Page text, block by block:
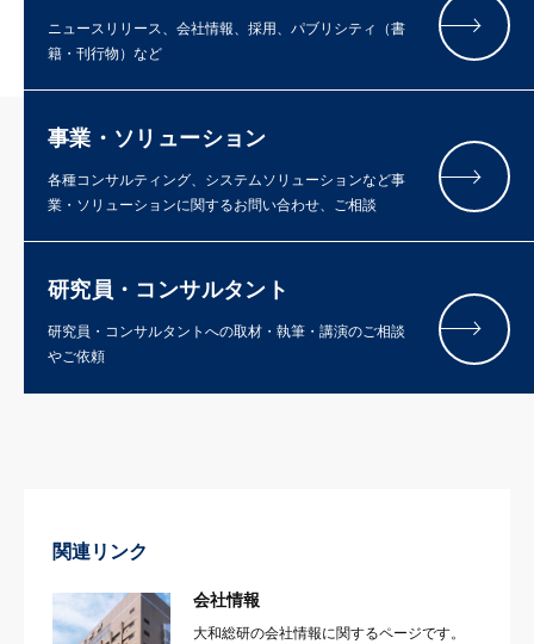
ニュースリリース、会社情報、採用、パブリシティ（書
籍・刊行物）など
事業・ソリューション
各種コンサルティング、システムソリューションなど事
業・ソリューションに関するお問い合わせ、ご相談
研究員・コンサルタント
研究員・コンサルタントへの取材・執筆・講演のご相談
やご依頼
関連リンク
会社情報
大和総研の会社情報に関するページです。